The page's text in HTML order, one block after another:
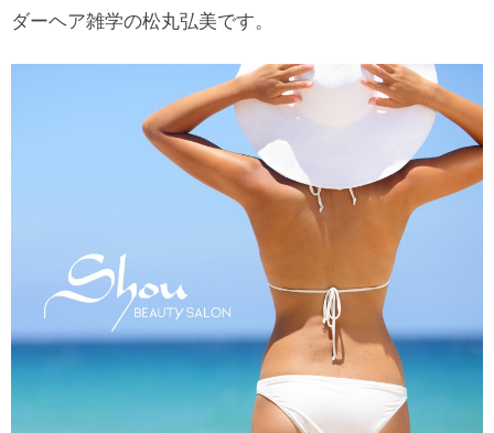
ダーヘア雑学の松丸弘美です。